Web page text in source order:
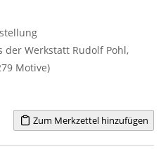
der Werkstatt Rudolf Pohl,
Motive)
Zum Merkzettel hinzufügen